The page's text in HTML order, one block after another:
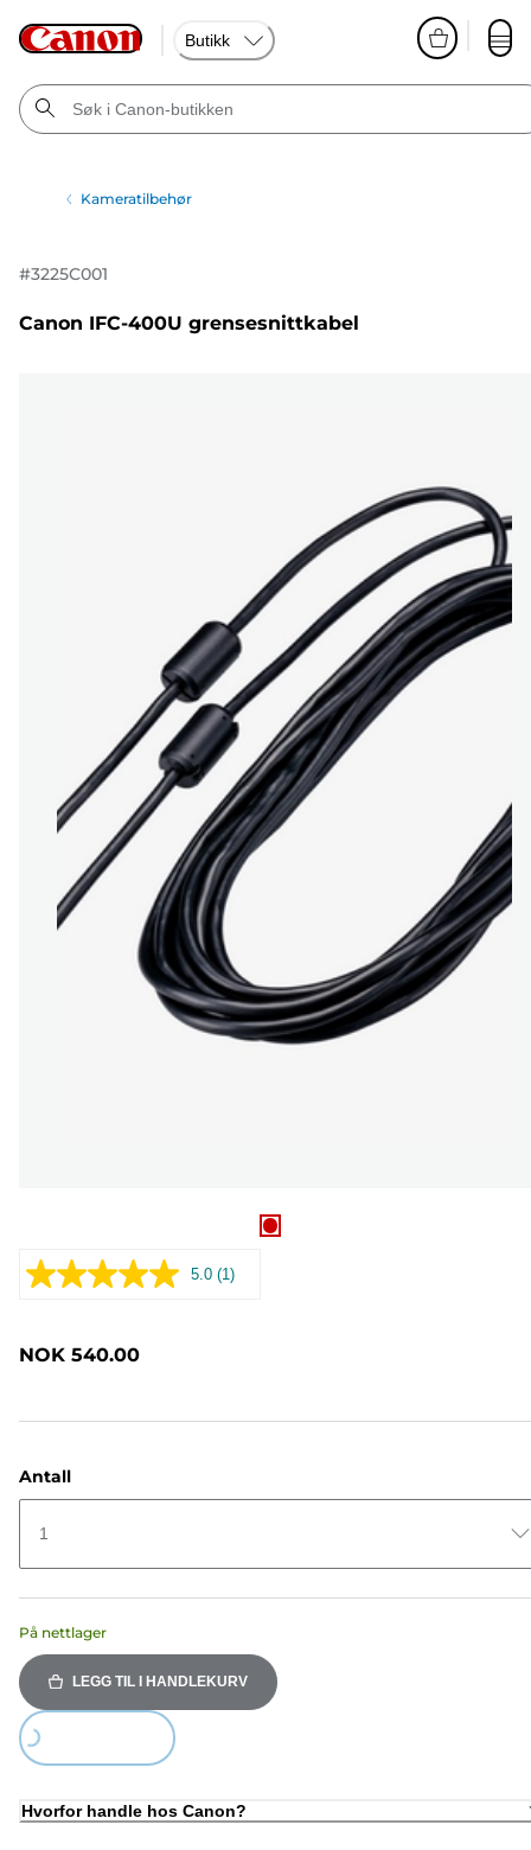
Butikk
Kameratilbehør
#3225C001
Canon IFC-400U grensesnittkabel
5.0 Les
(1)
NOK 540.00
Antall
1
På nettlager
LEGG TIL I HANDLEKURV
Loading...
Hvorfor handle hos Canon?